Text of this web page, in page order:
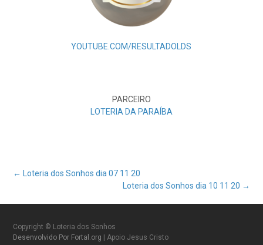
YOUTUBE.COM/RESULTADOLDS
PARCEIRO
LOTERIA DA PARAÍBA
Post
navigation
← Loteria dos Sonhos dia 07 11 20
Loteria dos Sonhos dia 10 11 20 →
Copyright © Loteria dos Sonhos
Desenvolvido Por Fortal.org
| Apoio Jesus Cristo